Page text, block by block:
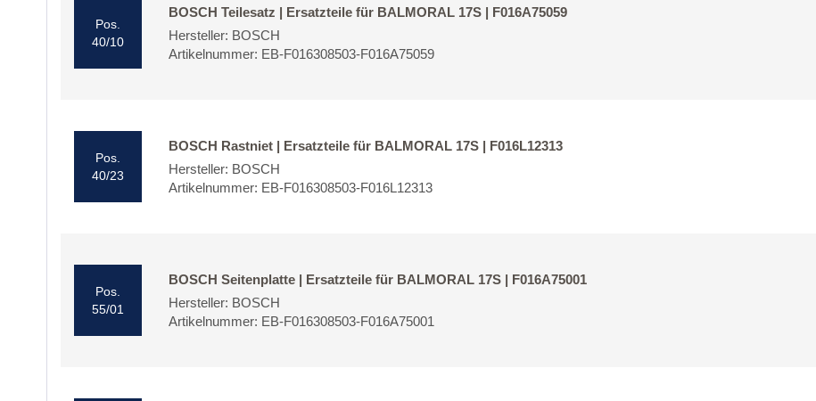
Pos.
40/10
BOSCH Teilesatz | Ersatzteile für BALMORAL 17S | F016A75059
Hersteller: BOSCH
Artikelnummer: EB-F016308503-F016A75059
Pos.
40/23
BOSCH Rastniet | Ersatzteile für BALMORAL 17S | F016L12313
Hersteller: BOSCH
Artikelnummer: EB-F016308503-F016L12313
Pos.
55/01
BOSCH Seitenplatte | Ersatzteile für BALMORAL 17S | F016A75001
Hersteller: BOSCH
Artikelnummer: EB-F016308503-F016A75001